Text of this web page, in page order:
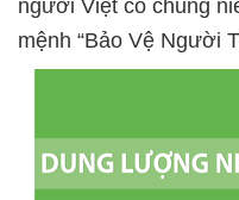
người Việt có chung
mệnh “Bảo Vệ Người